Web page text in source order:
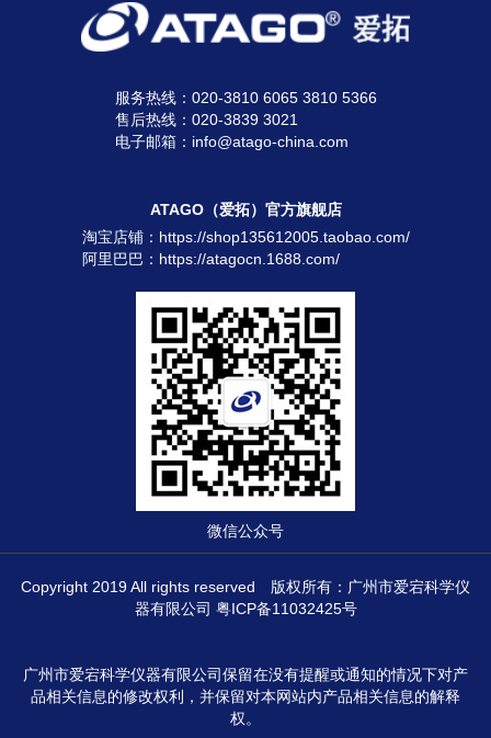
服务热线：020-3810 6065 3810 5366
售后热线：020-3839 3021
电子邮箱：info@atago-china.com
ATAGO（爱拓）官方旗舰店
淘宝店铺： https://shop135612005.taobao.com/
阿里巴巴： https://atagocn.1688.com/
微信公众号
Copyright 2019 All rights reserved 版权所有：广州市爱宕科学仪
器有限公司 粤ICP备11032425号
广州市爱宕科学仪器有限公司保留在没有提醒或通知的情况下对产
品相关信息的修改权利，并保留对本网站内产品相关信息的解释
权。